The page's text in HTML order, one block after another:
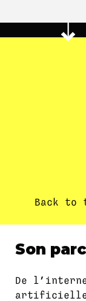
Back to
Son
De
artificielle